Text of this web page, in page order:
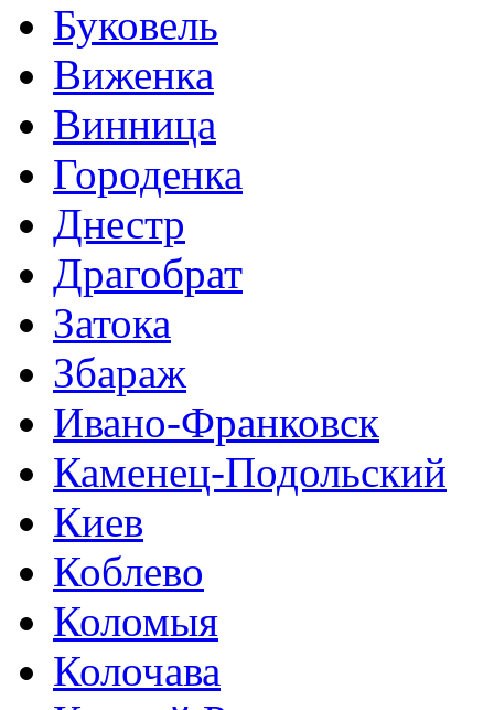
Буковель
Виженка
Винница
Городенка
Днестр
Драгобрат
Затока
Збараж
Ивано-Франковск
Каменец-Подольский
Киев
Коблево
Коломыя
Колочава